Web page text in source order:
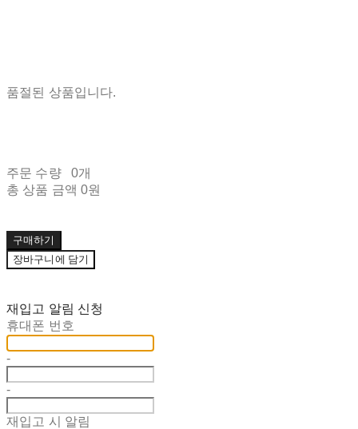
품절된 상품입니다.
주문 수량
0개
총 상품 금액 0원
구매하기
장바구니에 담기
재입고 알림 신청
휴대폰 번호
-
-
재입고 시 알림